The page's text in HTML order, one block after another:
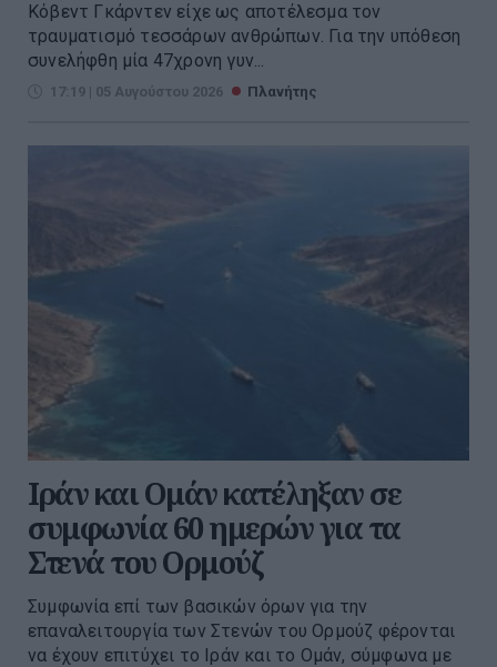
Κόβεντ Γκάρντεν είχε ως αποτέλεσμα τον
τραυματισμό τεσσάρων ανθρώπων. Για την υπόθεση
συνελήφθη μία 47χρονη γυν...
17:19 | 05 Αυγούστου 2026 Πλανήτης
Ιράν και Ομάν κατέληξαν σε
συμφωνία 60 ημερών για τα
Στενά του Ορμούζ
Συμφωνία επί των βασικών όρων για την
επαναλειτουργία των Στενών του Ορμούζ φέρονται
να έχουν επιτύχει το Ιράν και το Ομάν, σύμφωνα με